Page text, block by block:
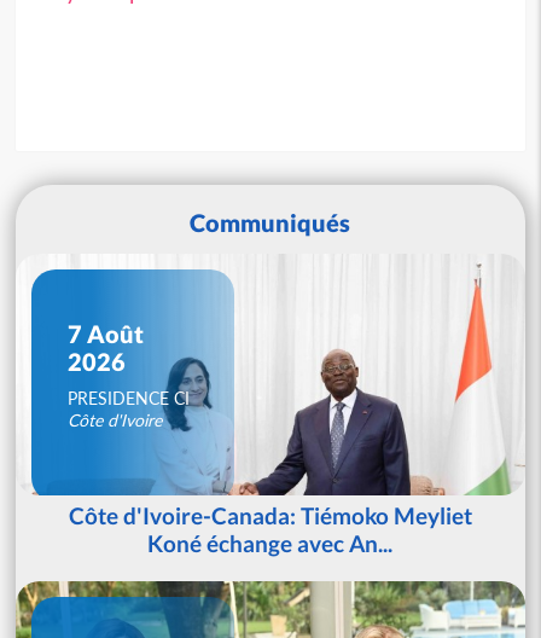
Communiqués
7 Août
2026
PRESIDENCE CI
Côte d'Ivoire
Côte d'Ivoire-Canada: Tiémoko Meyliet
Koné échange avec An...